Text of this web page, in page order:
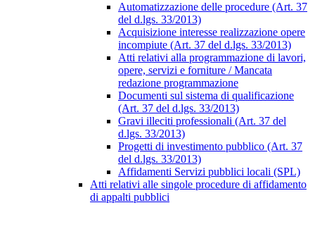
Automatizzazione delle procedure (Art. 37
del d.lgs. 33/2013)
Acquisizione interesse realizzazione opere
incompiute (Art. 37 del d.lgs. 33/2013)
Atti relativi alla programmazione di lavori,
opere, servizi e forniture / Mancata
redazione programmazione
Documenti sul sistema di qualificazione
(Art. 37 del d.lgs. 33/2013)
Gravi illeciti professionali (Art. 37 del
d.lgs. 33/2013)
Progetti di investimento pubblico (Art. 37
del d.lgs. 33/2013)
Affidamenti Servizi pubblici locali (SPL)
Atti relativi alle singole procedure di affidamento
di appalti pubblici